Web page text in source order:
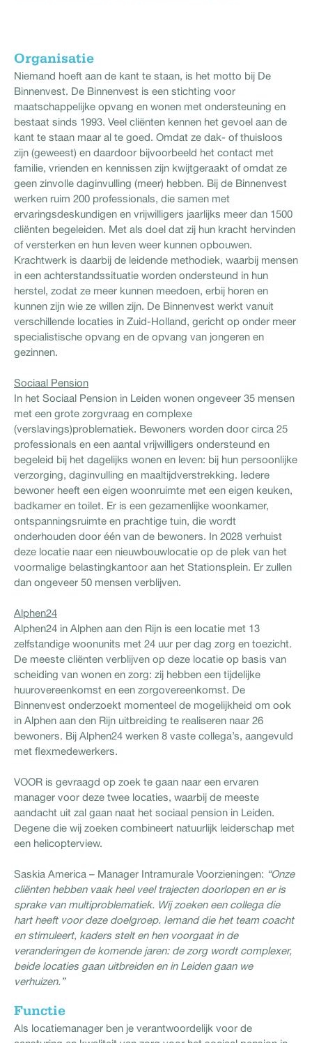
Organisatie
Niemand hoeft aan de kant te staan, is het motto bij De
Binnenvest. De Binnenvest is een stichting voor
maatschappelijke opvang en wonen met ondersteuning en
bestaat sinds 1993. Veel cliënten kennen het gevoel aan de
kant te staan maar al te goed. Omdat ze dak- of thuisloos
zijn (geweest) en daardoor bijvoorbeeld het contact met
familie, vrienden en kennissen zijn kwijtgeraakt of omdat ze
geen zinvolle daginvulling (meer) hebben. Bij de Binnenvest
werken ruim 200 professionals, die samen met
ervaringsdeskundigen en vrijwilligers jaarlijks meer dan 1500
cliënten begeleiden. Met als doel dat zij hun kracht hervinden
of versterken en hun leven weer kunnen opbouwen.
Krachtwerk is daarbij de leidende methodiek, waarbij mensen
in een achterstandssituatie worden ondersteund in hun
herstel, zodat ze meer kunnen meedoen, erbij horen en
kunnen zijn wie ze willen zijn. De Binnenvest werkt vanuit
verschillende locaties in Zuid-Holland, gericht op onder meer
specialistische opvang en de opvang van jongeren en
gezinnen.
Sociaal Pension
In het Sociaal Pension in Leiden wonen ongeveer 35 mensen
met een grote zorgvraag en complexe
(verslavings)problematiek. Bewoners worden door circa 25
professionals en een aantal vrijwilligers ondersteund en
begeleid bij het dagelijks wonen en leven: bij hun persoonlijke
verzorging, daginvulling en maaltijdverstrekking. Iedere
bewoner heeft een eigen woonruimte met een eigen keuken,
badkamer en toilet. Er is een gezamenlijke woonkamer,
ontspanningsruimte en prachtige tuin, die wordt
onderhouden door één van de bewoners. In 2028 verhuist
deze locatie naar een nieuwbouwlocatie op de plek van het
voormalige belastingkantoor aan het Stationsplein. Er zullen
dan ongeveer 50 mensen verblijven.
Alphen24
Alphen24 in Alphen aan den Rijn is een locatie met 13
zelfstandige woonunits met 24 uur per dag zorg en toezicht.
De meeste cliënten verblijven op deze locatie op basis van
scheiding van wonen en zorg: zij hebben een tijdelijke
huurovereenkomst en een zorgovereenkomst. De
Binnenvest onderzoekt momenteel de mogelijkheid om ook
in Alphen aan den Rijn uitbreiding te realiseren naar 26
bewoners. Bij Alphen24 werken 8 vaste collega’s, aangevuld
met flexmedewerkers.
VOOR is gevraagd op zoek te gaan naar een ervaren
manager voor deze twee locaties, waarbij de meeste
aandacht uit zal gaan naat het sociaal pension in Leiden.
Degene die wij zoeken combineert natuurlijk leiderschap met
een helicopterview.
Saskia America – Manager Intramurale Voorzieningen: “Onze
cliënten hebben vaak heel veel trajecten doorlopen en er is
sprake van multiproblematiek. Wij zoeken een collega die
hart heeft voor deze doelgroep. Iemand die het team coacht
en stimuleert, kaders stelt en hen voorgaat in de
veranderingen de komende jaren: de zorg wordt complexer,
beide locaties gaan uitbreiden en in Leiden gaan we
verhuizen.”
Functie
Als locatiemanager ben je verantwoordelijk voor de